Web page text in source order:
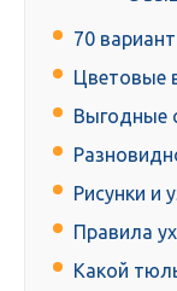
70
Цветовые
Выгодные
Рисунки и
Правила
Какой